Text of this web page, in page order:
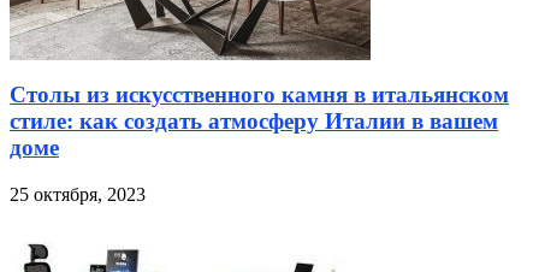
Столы из искусственного камня в итальянском
стиле: как создать атмосферу Италии в вашем
доме
25 октября, 2023